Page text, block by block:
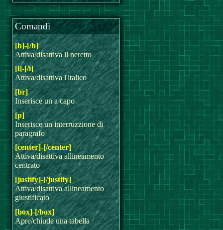
Comandi
[b]-[/b]
Attiva/disattiva il neretto
[i]-[/i]
Attiva/disattiva l'italico
[br]
Inserisce un a capo
[p]
Inserisce un interruzzione di
paragrafo
[center]-[/center]
Attiva/disattiva allineamento
centrato
[justify]-[/justify]
Attiva/disattiva allineamento
giustificato
[box]-[/box]
Apre/chiude una tabella